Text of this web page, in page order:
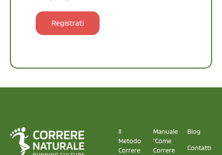
Registrati
Il
Metodo
Correre
Manuale
"Come
Correre
Blog
Contatti